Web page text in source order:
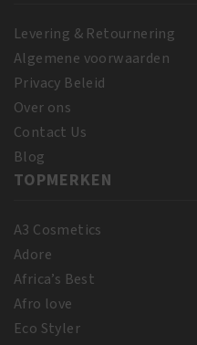
Levering & Retournering
Algemene voorwaarden
Privacy Beleid
Over ons
Contact Us
Blog
TOPMERKEN
A3 Cosmetics
Adore
Africa’s Best
Afro love
Eco Styler